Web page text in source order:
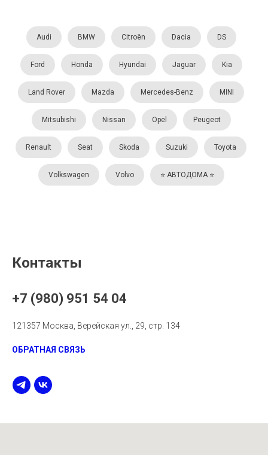
Audi BMW Citroën Dacia DS
Ford Honda Hyundai Jaguar Kia
Land Rover Mazda Mercedes-Benz MINI
Mitsubishi Nissan Opel Peugeot
Renault Seat Skoda Suzuki Toyota
Volkswagen Volvo ⭐️ АВТОДОМА ⭐️
Контакты
+7 (980) 951 54 04
121357 Москва, Верейская ул., 29, стр. 134
ОБРАТНАЯ СВЯЗЬ